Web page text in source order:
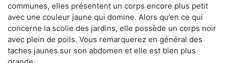
communes, elles présentent un corps encore plus petit
avec une couleur jaune qui domine. Alors qu’en ce qui
concerne la scolie des jardins, elle possède un corps noir
avec plein de poils. Vous remarquerez en général des
taches jaunes sur son abdomen et elle est bien plus